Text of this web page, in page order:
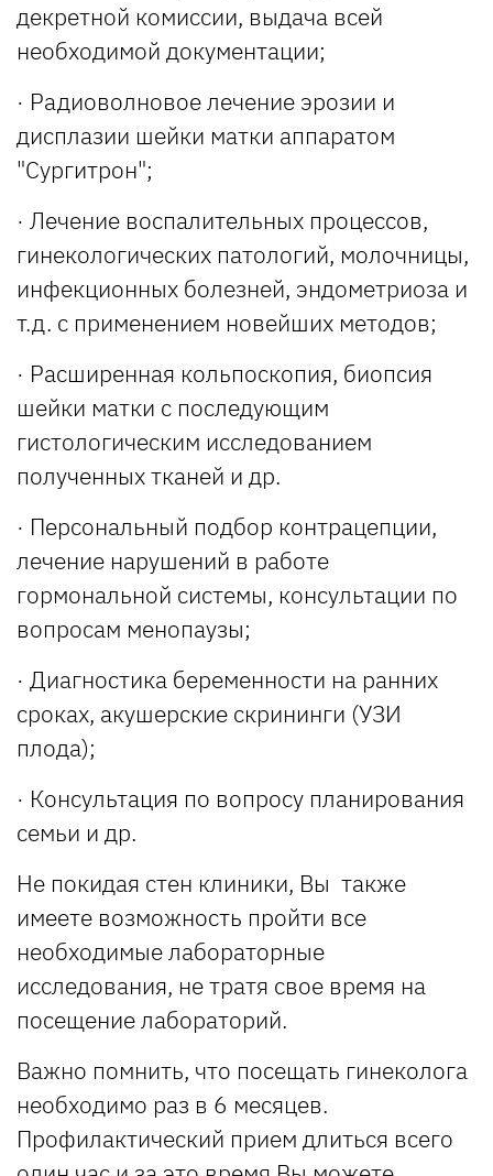
декретной комиссии, выдача всей
необходимой документации;
· Радиоволновое лечение эрозии и
дисплазии шейки матки аппаратом
"Сургитрон";
· Лечение воспалительных процессов,
гинекологических патологий, молочницы,
инфекционных болезней, эндометриоза и
т.д. с применением новейших методов;
· Расширенная кольпоскопия, биопсия
шейки матки с последующим
гистологическим исследованием
полученных тканей и др.
· Персональный подбор контрацепции,
лечение нарушений в работе
гормональной системы, консультации по
вопросам менопаузы;
· Диагностика беременности на ранних
сроках, акушерские скрининги (УЗИ
плода);
· Консультация по вопросу планирования
семьи и др.
Не покидая стен клиники, Вы также
имеете возможность пройти все
необходимые лабораторные
исследования, не тратя свое время на
посещение лабораторий.
Важно помнить, что посещать гинеколога
необходимо раз в 6 месяцев.
Профилактический прием длиться всего